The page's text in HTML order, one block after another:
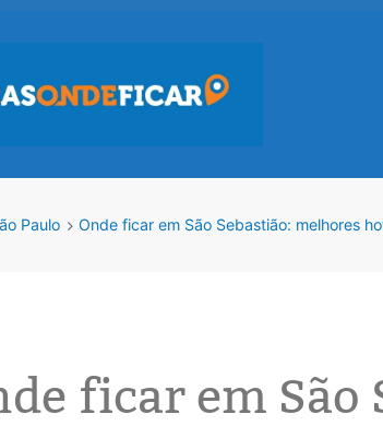
Paulo Onde ficar em São Sebastião: melhores
ficar em São